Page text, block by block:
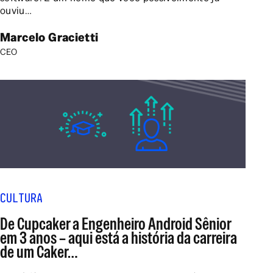
ouviu…
Marcelo Gracietti
CEO
CULTURA
De Cupcaker a Engenheiro Android Sênior
em 3 anos – aqui está a história da carreira
de um Caker…